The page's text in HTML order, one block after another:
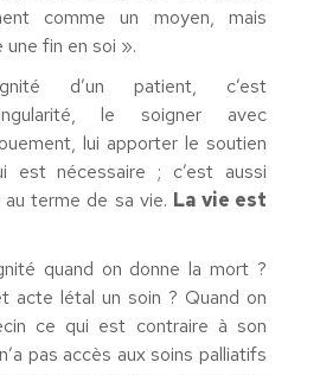
comme un moyen, mais
fin en soi ».
d’un patient, c’est
le soigner avec
lui apporter le soutien
est nécessaire ; c’est aussi
au terme de sa vie. La vie est
quand on donne la mort ?
acte létal un soin ? Quand on
ce qui est contraire à son
pas accès aux soins palliatifs